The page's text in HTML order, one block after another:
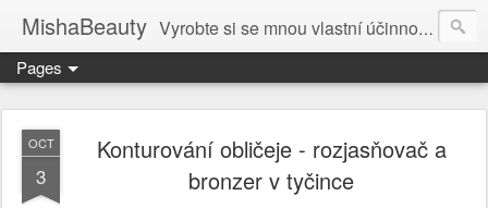
MishaBeauty Vyrobte si se mnou vlastní účinnou kosmetiku. Návody pre výrobu vlastnej kozmetiky.
Pages
OCT
3
Konturování obličeje - rozjasňovač a
bronzer v tyčince